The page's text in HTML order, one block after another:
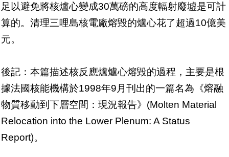
足以避免將核爐心變成30萬磅的高度輻射廢墟是可計
算的。清理三哩島核電廠熔毀的爐心花了超過10億美
元。
後記：本篇描述核反應爐爐心熔毀的過程，主要是根
據法國核能機構於1998年9月刊出的一篇名為《熔融
物質移動到下層空間：現況報告》(Molten Material
Relocation into the Lower Plenum: A Status
Report)。